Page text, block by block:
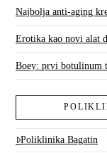
Najbolja anti-aging
Erotika kao novi alat
Boey: prvi botulinum
Poliklinika Bagatin